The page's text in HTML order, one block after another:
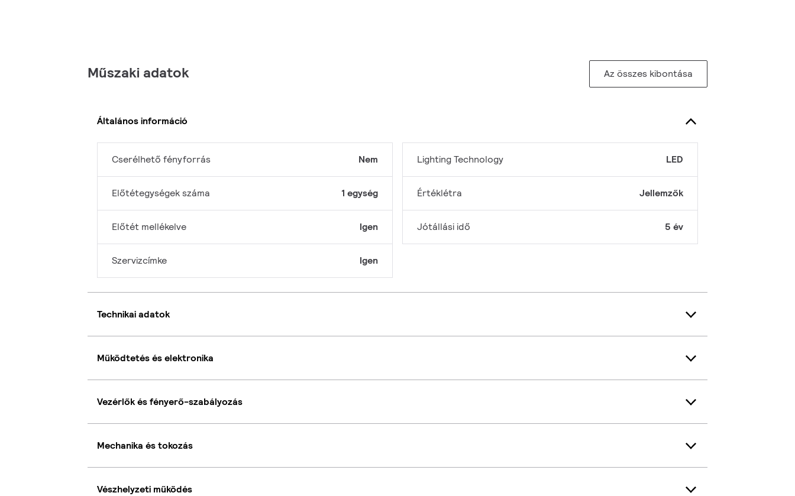
Műszaki adatok Az összes kibontása
Általános információ
Cserélhető fényforrás Nem
Előtétegységek száma 1 egység
Előtét mellékelve Igen
Szervizcímke Igen
Lighting Technology LED
Értéklétra Jellemzők
Jótállási idő 5 év
Technikai adatok
Működtetés és elektronika
Vezérlők és fényerő-szabályozás
Mechanika és tokozás
Vészhelyzeti működés